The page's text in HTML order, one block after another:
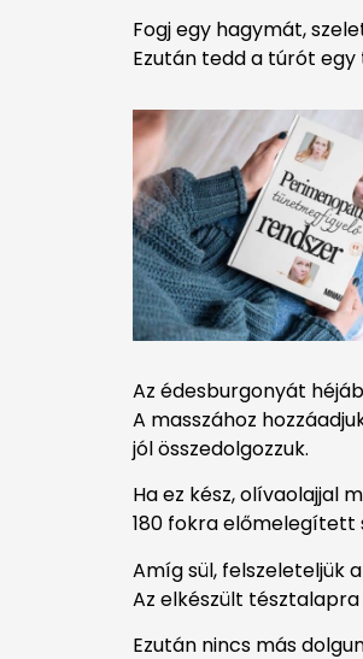
Fogj egy hagymát,
Ezután tedd a túrót
Az édesburgonyát
A masszához
jól összedolgozzuk.
Ha ez kész, olívaolajjal
180 fokra előmelegített
Amíg sül, felszeleteljük
Az elkészült
Ezután nincs más